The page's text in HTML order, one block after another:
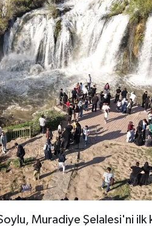
Muradiye Şelalesi'ni ilk